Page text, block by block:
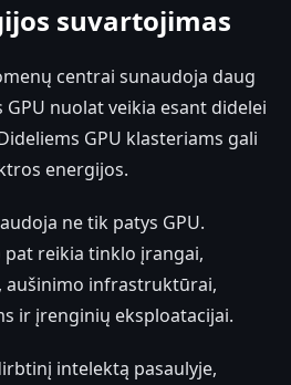
suvartojimas
centrai sunaudoja daug
nuolat veikia esant didelei
GPU klasteriams gali
energijos.
ne tik patys GPU.
reikia tinklo įrangai,
aušinimo infrastruktūrai,
ir įrenginių eksploatacijai.
intelektą pasaulyje,